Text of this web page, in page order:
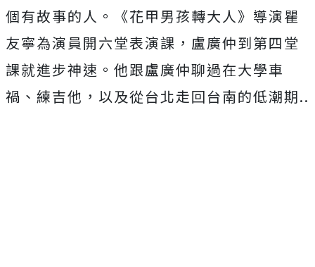
個有故事的人。《花甲男孩轉大人》導演瞿
友寧為演員開六堂表演課，盧廣仲到第四堂
課就進步神速。他跟盧廣仲聊過在大學車
禍、練吉他，以及從台北走回台南的低潮期..